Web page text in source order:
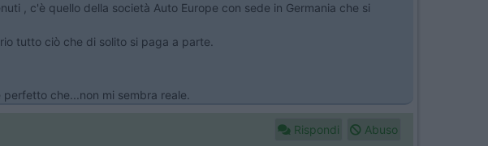
, c'è quello della società Auto Europe con sede in Germania che si
tutto ciò che di solito si paga a parte.
che...non mi sembra reale.
Rispondi Abuso